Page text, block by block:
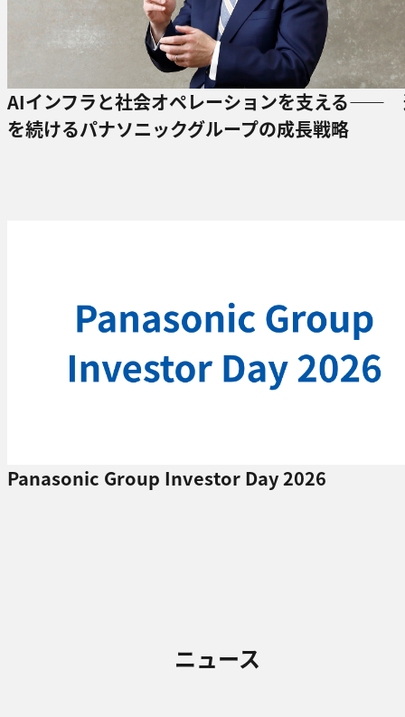
AIインフラと社会オペレーションを支える――
を続けるパナソニックグループの成長戦略
Panasonic Group Investor Day 2026
ニュース